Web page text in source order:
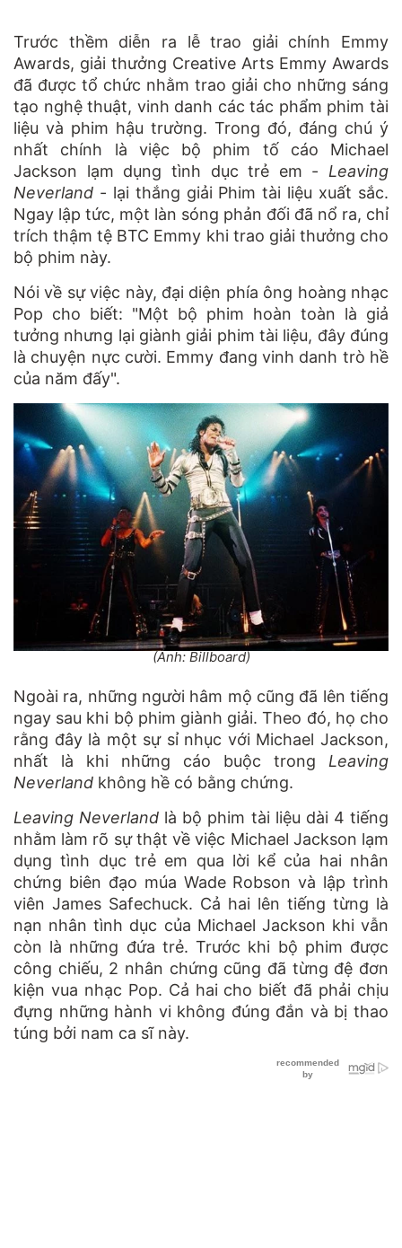
Trước thềm diễn ra lễ trao giải chính Emmy
Awards, giải thưởng Creative Arts Emmy Awards
đã được tổ chức nhằm trao giải cho những sáng
tạo nghệ thuật, vinh danh các tác phẩm phim tài
liệu và phim hậu trường. Trong đó, đáng chú ý
nhất chính là việc bộ phim tố cáo Michael
Jackson lạm dụng tình dục trẻ em - Leaving
Neverland - lại thắng giải Phim tài liệu xuất sắc.
Ngay lập tức, một làn sóng phản đối đã nổ ra, chỉ
trích thậm tệ BTC Emmy khi trao giải thưởng cho
bộ phim này.
Nói về sự việc này, đại diện phía ông hoàng nhạc
Pop cho biết: "Một bộ phim hoàn toàn là giả
tưởng nhưng lại giành giải phim tài liệu, đây đúng
là chuyện nực cười. Emmy đang vinh danh trò hề
của năm đấy".
(Ảnh: Billboard)
Ngoài ra, những người hâm mộ cũng đã lên tiếng
ngay sau khi bộ phim giành giải. Theo đó, họ cho
rằng đây là một sự sỉ nhục với Michael Jackson,
nhất là khi những cáo buộc trong Leaving
Neverland không hề có bằng chứng.
Leaving Neverland là bộ phim tài liệu dài 4 tiếng
nhằm làm rõ sự thật về việc Michael Jackson lạm
dụng tình dục trẻ em qua lời kể của hai nhân
chứng biên đạo múa Wade Robson và lập trình
viên James Safechuck. Cả hai lên tiếng từng là
nạn nhân tình dục của Michael Jackson khi vẫn
còn là những đứa trẻ. Trước khi bộ phim được
công chiếu, 2 nhân chứng cũng đã từng đệ đơn
kiện vua nhạc Pop. Cả hai cho biết đã phải chịu
đựng những hành vi không đúng đắn và bị thao
túng bởi nam ca sĩ này.